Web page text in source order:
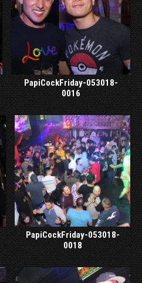
PapiCockFriday-053018-
0016
PapiCockFriday-053018-
0018